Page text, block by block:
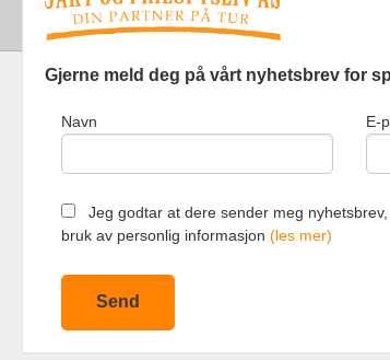
Gjerne meld deg på vårt nyhetsbrev for
Navn E-
Jeg godtar at dere sender meg
bruk av personlig informasjon (les mer)